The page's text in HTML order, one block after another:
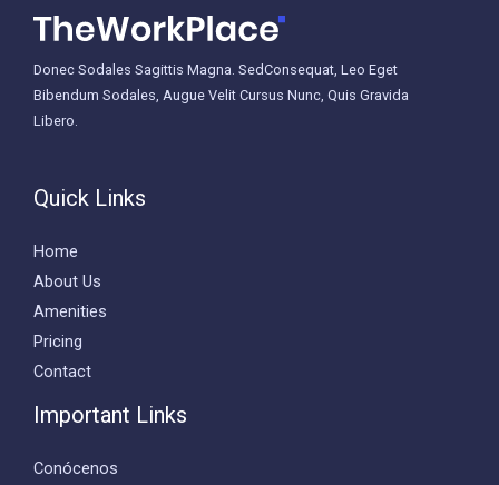
Donec Sodales Sagittis Magna. SedConsequat, Leo Eget
Bibendum Sodales, Augue Velit Cursus Nunc, Quis Gravida
Libero.
Quick Links
Home
About Us
Amenities
Pricing
Contact
Important Links
Conócenos